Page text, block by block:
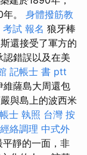
。 身體撥筋教
試 報名 狼牙棒
還接受了軍方的
錯誤以及在美
記帳士 書 ptt
維薩島大周還包
與島上的波西米
士 執照 台灣 按
經絡調理 中式外
靜的一面，非